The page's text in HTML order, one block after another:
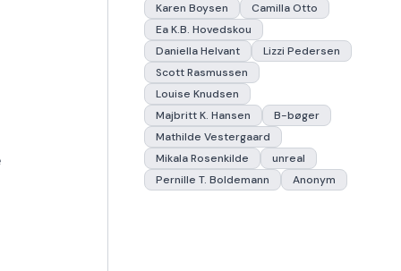
Karen Boysen
Camilla Otto
Ea K.B. Hovedskou
Daniella Helvant
Lizzi Pedersen
Scott Rasmussen
Louise Knudsen
Majbritt K. Hansen
B-bøger
Mathilde Vestergaard
Mikala Rosenkilde
unreal
Pernille T. Boldemann
Anonym